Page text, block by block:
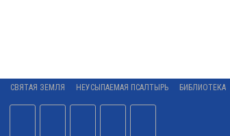
СВЯТАЯ ЗЕМЛЯ НЕУСЫПАЕМАЯ ПСАЛТЫРЬ БИБЛИОТЕКА